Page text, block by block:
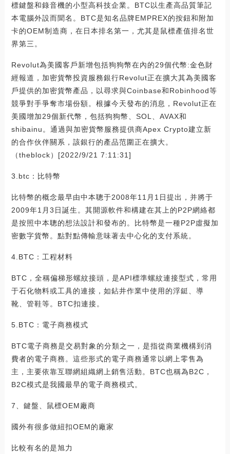
標鍵盤和錄音機的小型高科技企業。BTC以生產高品質筆記
本電腦外設而聞名。BTC是知名品牌EMPREX的按鈕和附加
卡的OEM制造商，在日本排名第一，尤其是鼠標產值排名世
界第三。
Revolut為美國客戶新增包括狗狗幣在內的29個代幣:金色財
經報道，加密貨幣投資服務銀行Revolut正在擴大其為美國客
戶提供的加密貨幣產品，以尋求與Coinbase和Robinhood等
競爭對手爭奪市場份額。根據今天發布的消息，Revolut正在
美國增加29個新代幣，包括狗狗幣、SOL、AVAX和
shibainu。通過與加密貨幣服務提供商Apex Crypto建立新
的合作伙伴關系，該銀行的產品范圍正在擴大。
（theblock）[2022/9/21 7:11:31]
3.btc：比特幣
比特幣的概念最早由中本聰于2008年11月1日提出，并將于
2009年1月3日誕生。其開源軟件和構建在其上的P2P網絡都
是按照中本聰的想法設計和發布的。比特幣是一種P2P虛擬加
密數字貨幣。點對點傳輸意味著去中心化的支付系統。
4.BTC：工程材料
BTC，全稱偏梯形螺紋接頭，是API標準螺紋連接型式，常用
于石化物料或工具的連接，如鉆井作業中使用的浮鋌、導
靴、管鞋等。BTC扣連接。
5.BTC：電子商務模式
BTC電子商務是交易對象的分類之一，是指從商業機構到消
費者的電子商務。這些形式的電子商務通常以網上零售為
主，主要依靠互聯網組織網上銷售活動。BTC也稱為B2C，
B2C模式是我國最早的電子商務模式。
7、鍵盤、鼠標OEM廠商
國外有很多做紐扣OEM的廠家
比較有名的是旭力